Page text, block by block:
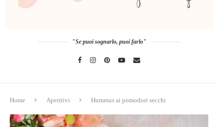
"Se puoi sognarlo, puoi farlo"
Home Aperitivi Hummus ai pomodori secchi